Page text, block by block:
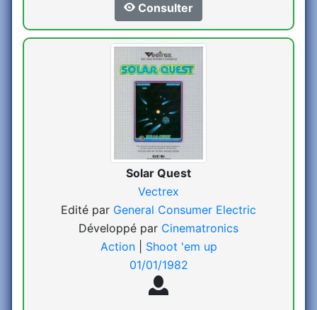
Consulter
Solar Quest
Vectrex
Edité par General Consumer Electric
Développé par Cinematronics
Action
Shoot 'em up
01/01/1982